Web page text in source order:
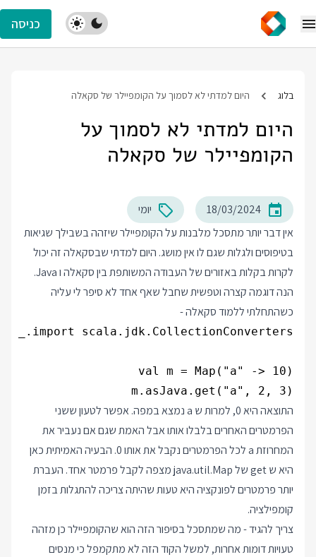
כניסה
בלוג היום למדתי לא לסמוך על הקומפיילר של סקאלה
היום למדתי לא לסמוך על
הקומפיילר של סקאלה
18/03/2024
יומי
אין דבר יותר מתסכל מלבנות על הקומפיילר שיזהה בשבילך שגיאות
בטיפוסים ולגלות שגם לו אין מושג. היום למדתי שבסקאלה זה יכול
לקרות בקלות באזורים של העבודה המשותפת בין סקאלה ו Java.
הנה דוגמה קצרה וטפשית שחבל שאף אחד לא סיפר לי עליה
כשהתחלתי ללמוד סקאלה -
m.asJava.get("a", 2, 3)
התוצאה היא 0, למרות ש a נמצא במפה. אפשר לטעון ששני
הפרמטרים האחרים בלבלו אותו אבל האמת שגם אם נעביר את
המחרוזת a לכל הפרמטרים נקבל את אותו 0. הבעיה האמיתית כאן
היא ש get של java.util.Map מצפה לקבל פרמטר אחד. העברת
יותר פרמטרים לפונקציה היא טעות שהיתה צריכה להתגלות בזמן
קומפילציה.
צריך להגיד - מה שמתסכל בסיפור הזה הוא שהקומפיילר כן מזהה
טעויות דומות אחרות, למשל הקוד הזה לא מתקמפל כי מנסים